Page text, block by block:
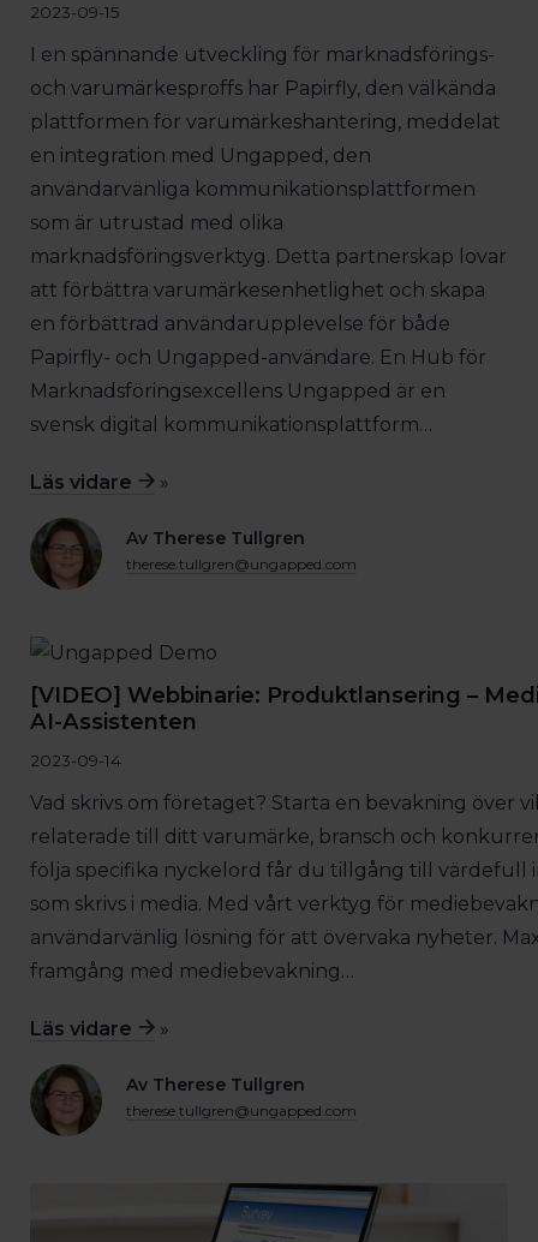
2023-09-15
I en spännande utveckling för marknadsförings-
och varumärkesproffs har Papirfly, den välkända
plattformen för varumärkeshantering, meddelat
en integration med Ungapped, den
användarvänliga kommunikationsplattformen
som är utrustad med olika
marknadsföringsverktyg. Detta partnerskap lovar
att förbättra varumärkesenhetlighet och skapa
en förbättrad användarupplevelse för både
Papirfly- och Ungapped-användare. En Hub för
Marknadsföringsexcellens Ungapped är en
svensk digital kommunikationsplattform…
Läs vidare »
Av Therese Tullgren
therese.tullgren@ungapped.com
[VIDEO] Webbinarie: Produktlansering –
AI-Assistenten
2023-09-14
Vad skrivs om företaget? Starta en bevakning över
relaterade till ditt varumärke, bransch och
följa specifika nyckelord får du tillgång till värdefull
som skrivs i media. Med vårt verktyg för
användarvänlig lösning för att övervaka nyheter.
framgång med mediebevakning…
Läs vidare »
Av Therese Tullgren
therese.tullgren@ungapped.com